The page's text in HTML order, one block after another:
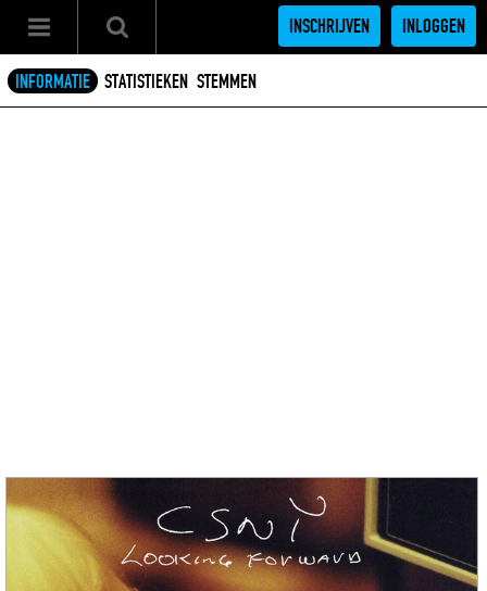
INSCHRIJVEN INLOGGEN
INFORMATIE STATISTIEKEN STEMMEN